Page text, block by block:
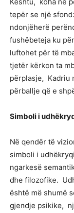
tepër se një
ndonjëherë
fushëbeteja ku
luftohet për të
tjetër kërkon ta
përplasje, Kadriu
përballje që e
Simboli i
Në qendër të
simboli i
ngarkesë
dhe filozofike.
është më shumë
gjendje psikike,